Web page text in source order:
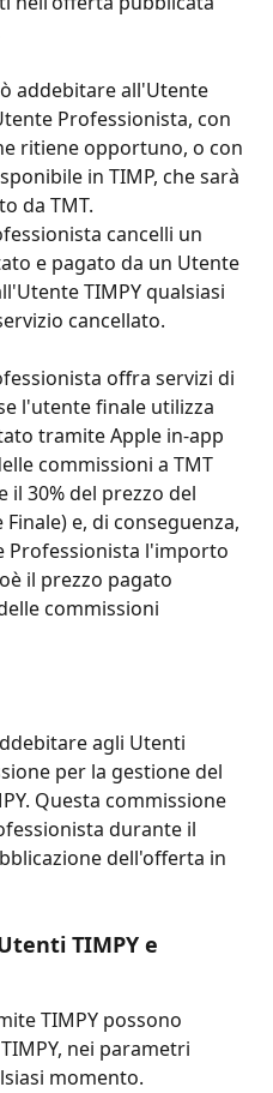
addebitare all'Utente
Professionista, con
ritiene opportuno, o con
in TIMP, che sarà
da TMT.
cancelli un
e pagato da un Utente
TIMPY qualsiasi
cancellato.
offra servizi di
l'utente finale utilizza
tramite Apple in-app
commissioni a TMT
il 30% del prezzo del
e, di conseguenza,
Professionista l'importo
il prezzo pagato
commissioni
agli Utenti
per la gestione del
Questa commissione
durante il
dell'offerta in
TIMPY e
TIMPY possono
nei parametri
momento.